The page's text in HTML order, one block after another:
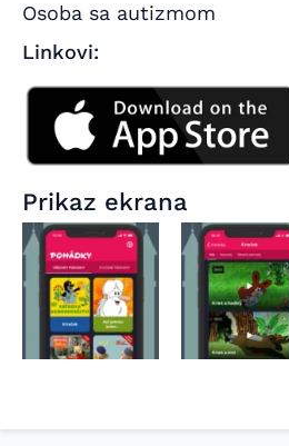
Osoba sa autizmom
Linkovi:
Prikaz ekrana